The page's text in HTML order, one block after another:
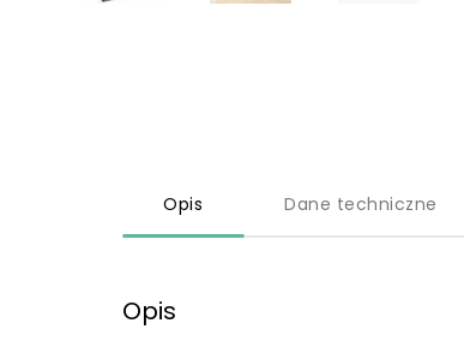
Opis Dane techniczne
Opis